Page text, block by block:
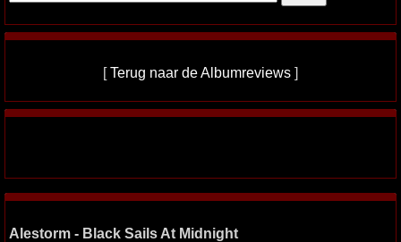
[Terug naar de Albumreviews ]
Alestorm - Black Sails At Midnight